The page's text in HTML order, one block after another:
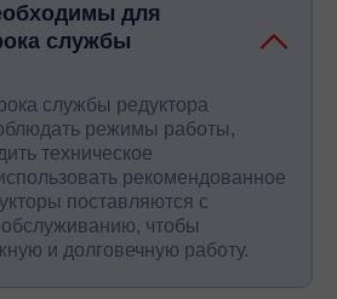
для
службы
службы редуктора
режимы работы,
техническое
рекомендованное
поставляются с
чтобы
и долговечную работу.